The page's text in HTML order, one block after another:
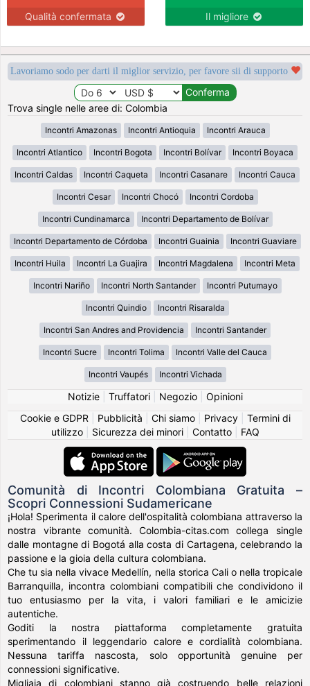
Qualità confermata Il migliore
Lavoriamo sodo per darti il miglior servizio, per favore sii di supporto
Trova single nelle aree di: Colombia
Incontri Amazonas Incontri Antioquia Incontri Arauca
Incontri Atlantico Incontri Bogota Incontri Bolívar Incontri Boyaca
Incontri Caldas Incontri Caqueta Incontri Casanare Incontri Cauca
Incontri Cesar Incontri Chocó Incontri Cordoba
Incontri Cundinamarca Incontri Departamento de Bolívar
Incontri Departamento de Córdoba Incontri Guainia Incontri Guaviare
Incontri Huila Incontri La Guajira Incontri Magdalena Incontri Meta
Incontri Nariño Incontri North Santander Incontri Putumayo
Incontri Quindio Incontri Risaralda
Incontri San Andres and Providencia Incontri Santander
Incontri Sucre Incontri Tolima Incontri Valle del Cauca
Incontri Vaupés Incontri Vichada
Notizie| Truffatori| Negozio| Opinioni
Cookie e GDPR
Pubblicità Chi siamo| Privacy| Termini di
utilizzo| Sicurezza dei minori| Contatto| FAQ
Comunità di Incontri Colombiana Gratuita –
Scopri Connessioni Sudamericane
¡Hola! Sperimenta il calore dell'ospitalità colombiana attraverso la
nostra vibrante comunità. Colombia-citas.com collega single
dalle montagne di Bogotá alla costa di Cartagena, celebrando la
passione e la gioia della cultura colombiana.
Che tu sia nella vivace Medellín, nella storica Cali o nella tropicale
Barranquilla, incontra colombiani compatibili che condividono il
tuo entusiasmo per la vita, i valori familiari e le amicizie
autentiche.
Goditi la nostra piattaforma completamente gratuita
sperimentando il leggendario calore e cordialità colombiana.
Nessuna tariffa nascosta, solo opportunità genuine per
connessioni significative.
Migliaia di colombiani stanno già costruendo belle relazioni